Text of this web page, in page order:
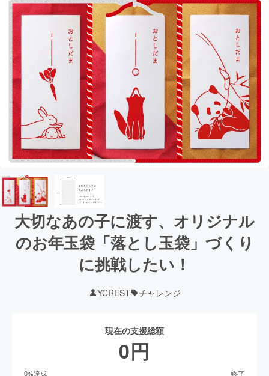
大切なあの子に渡す、オリジナル
のお年玉袋「落とし玉袋」づくり
に挑戦したい！
YCREST チャレンジ
現在の支援総額
0円
0%達成 終了